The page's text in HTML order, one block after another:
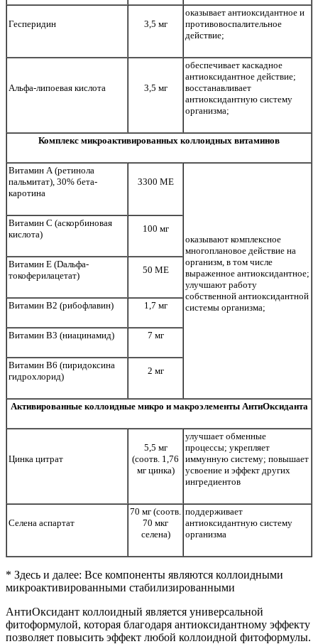
Гесперидин 3,5 мг
оказывает антиоксидантное и
противовоспалительное
действие;
Альфа-липоевая кислота 3,5 мг
обеспечивает каскадное
антиоксидантное действие;
восстанавливает
антиоксидантную систему
организма;
Комплекс микроактивированных коллоидных витаминов
Витамин А (ретинола
пальмитат), 30% бета-
каротина
3300 МЕ
оказывают комплексное
многоплановое действие на
организм, в том числе
выраженное антиоксидантное;
улучшают работу
собственной антиоксидантной
системы организма;
Витамин С (аскорбиновая
кислота)
100 мг
Витамин Е (Dальфа-
токоферилацетат)
50 МЕ
Витамин В2 (рибофлавин) 1,7 мг
Витамин В3 (ниацинамид) 7 мг
Витамин В6 (пиридоксина
гидрохлорид)
2 мг
Активированные коллоидные микро и макроэлементы АнтиОксиданта
Цинка цитрат
5,5 мг
(соотв. 1,76
мг цинка)
улучшает обменные
процессы; укрепляет
иммунную систему; повышает
усвоение и эффект других
ингредиентов
Селена аспартат
70 мг (соотв.
70 мкг
селена)
поддерживает
антиоксидантную систему
организма
* Здесь и далее: Все компоненты являются коллоидными
микроактивированными стабилизированными
АнтиОксидант коллоидный является универсальной
фитоформулой, которая благодаря антиоксидантному эффекту
позволяет повысить эффект любой коллоидной фитоформулы.